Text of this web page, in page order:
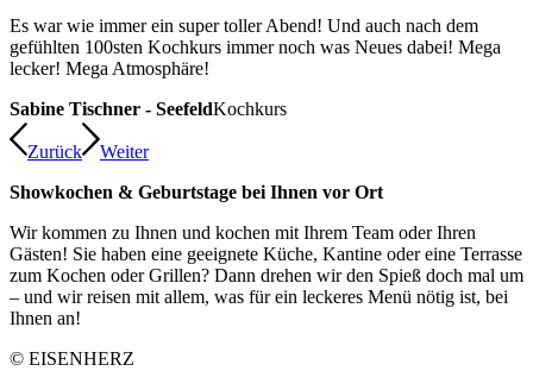
Es war wie immer ein super toller Abend! Und auch nach dem
gefühlten 100sten Kochkurs immer noch was Neues dabei! Mega
lecker! Mega Atmosphäre!
Sabine Tischner - SeefeldKochkurs
Zurück
Weiter
Showkochen & Geburtstage bei Ihnen vor Ort
Wir kommen zu Ihnen und kochen mit Ihrem Team oder Ihren
Gästen! Sie haben eine geeignete Küche, Kantine oder eine Terrasse
zum Kochen oder Grillen? Dann drehen wir den Spieß doch mal um
– und wir reisen mit allem, was für ein leckeres Menü nötig ist, bei
Ihnen an!
© EISENHERZ